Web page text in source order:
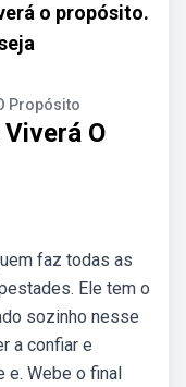
o propósito.
Propósito
O
faz todas as
Ele tem o
sozinho nesse
a confiar e
e. Webe o final